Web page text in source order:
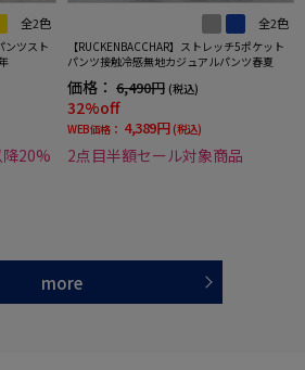
全2色
ンツスト
20%
全2色
【RUCKENBACCHAR】ストレッチ5ポケット
パンツ接触冷感無地カジュアルパンツ春夏
価格： 6,490円 (税込)
32%off
WEB価格： 4,389円 (税込)
2点目半額セール対象商品
more